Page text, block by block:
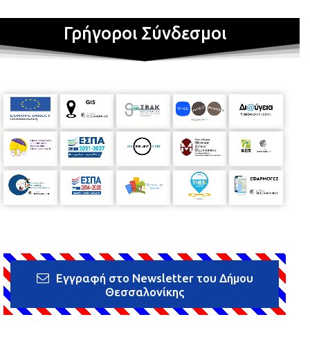
Γρήγοροι Σύνδεσμοι
Εγγραφή στο Newsletter του Δήμου
Θεσσαλονίκης